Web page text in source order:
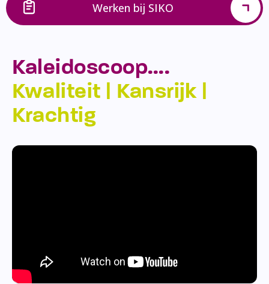
Werken bij SIKO
Kaleidoscoop….
Kwaliteit | Kansrijk |
Krachtig